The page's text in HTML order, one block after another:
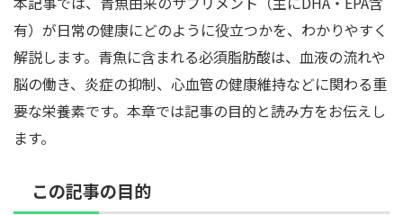
有）が日常の健康にどのように役立つかを、わかりやすく
解説します。青魚に含まれる必須脂肪酸は、血液の流れや
脳の働き、炎症の抑制、心血管の健康維持などに関わる重
要な栄養素です。本章では記事の目的と読み方をお伝えし
ます。
この記事の目的